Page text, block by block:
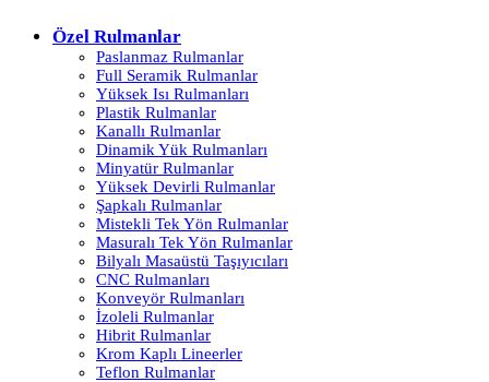
Özel Rulmanlar
Paslanmaz Rulmanlar
Full Seramik Rulmanlar
Yüksek Isı Rulmanları
Plastik Rulmanlar
Kanallı Rulmanlar
Dinamik Yük Rulmanları
Minyatür Rulmanlar
Yüksek Devirli Rulmanlar
Şapkalı Rulmanlar
Mistekli Tek Yön Rulmanlar
Masuralı Tek Yön Rulmanlar
Bilyalı Masaüstü Taşıyıcıları
CNC Rulmanları
Konveyör Rulmanları
İzoleli Rulmanlar
Hibrit Rulmanlar
Krom Kaplı Lineerler
Teflon Rulmanlar